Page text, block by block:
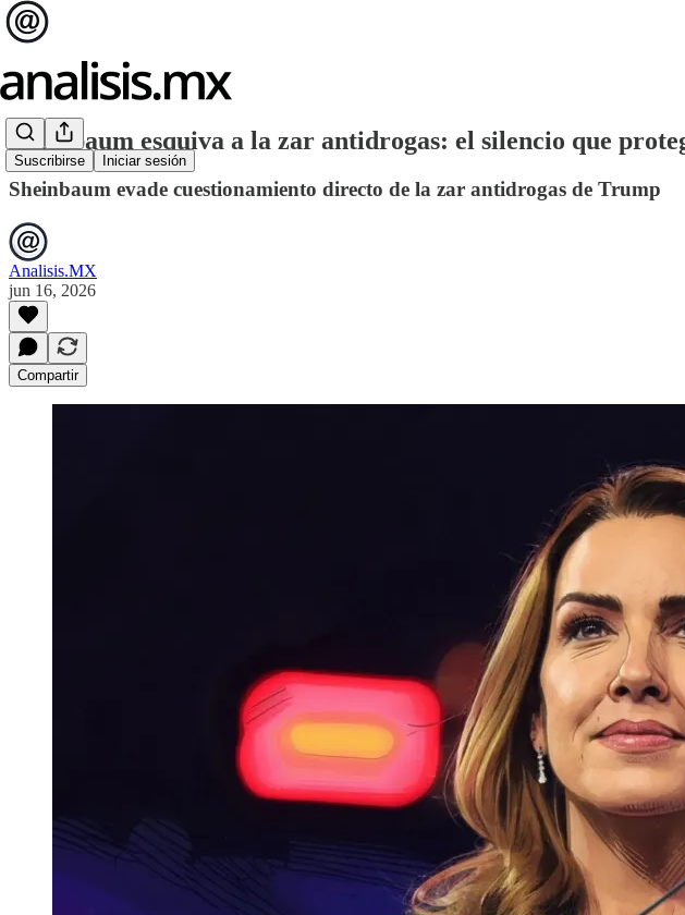
Suscribirse Iniciar sesión
Sheinbaum esquiva a la zar antidrogas: el silencio que
Sheinbaum evade cuestionamiento directo de la zar antidrogas de Trump
Analisis.MX
jun 16, 2026
Compartir